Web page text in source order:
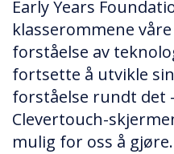
Early Years
klasserommene
forståelse av
fortsette å utvikle
forståelse rundt det
Clevertouch-
mulig for oss å gjøre.